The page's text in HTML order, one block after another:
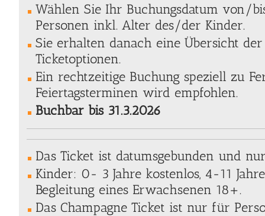
Wählen Sie Ihr Buchungsdatum von/
Personen inkl. Alter des/der Kinder.
Sie erhalten danach eine Übersicht
Ticketoptionen.
Ein rechtzeitige Buchung speziell zu
Feiertagsterminen wird empfohlen.
Buchbar bis 31.3.2026
Das Ticket ist datumsgebunden und
Kinder: 0- 3 Jahre kostenlos, 4-11
Begleitung eines Erwachsenen 18+.
Das Champagne Ticket ist nur für